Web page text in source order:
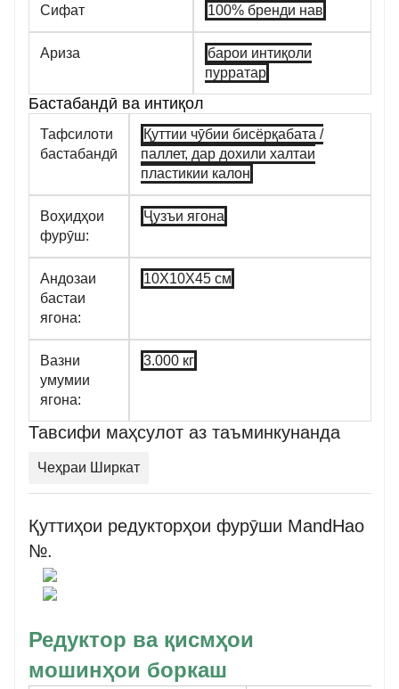
Сифат 100% бренди нав
Ариза
барои интиқоли
пурратар
Бастабандӣ ва интиқол
Тафсилоти
бастабандӣ
Қуттии чӯбии бисёрқабата /
паллет, дар дохили халтаи
пластикии калон
Воҳидҳои
фурӯш:
Ҷузъи ягона
Андозаи
бастаи
ягона:
10X10X45 см
Вазни
умумии
ягона:
3.000 кг
Тавсифи маҳсулот аз таъминкунанда
Чеҳраи Ширкат
Қуттиҳои редукторҳои фурӯши MandHao
№.
Редуктор ва қисмҳои
мошинҳои боркаш